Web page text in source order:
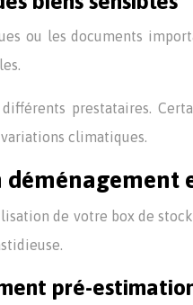
ou les documents
prestataires.
climatiques.
déménagement
de votre box de
pré-